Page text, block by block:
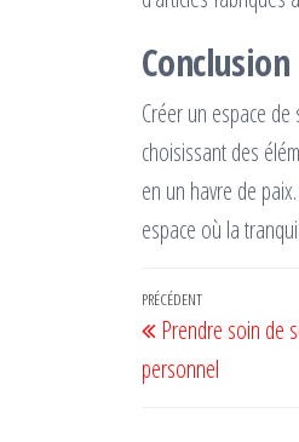
Conclusion
Créer un espace
choisissant des
en un havre de
espace où la
Navigation
de
l’article
Article
précédent
PRÉCÉDENT
Prendre soin de
personnel